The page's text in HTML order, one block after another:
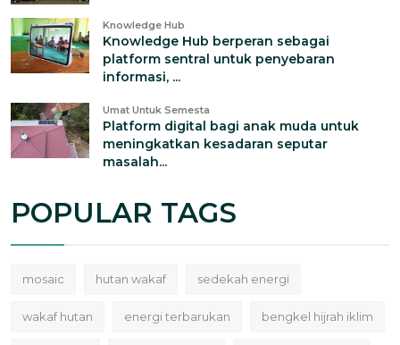
Knowledge Hub
Knowledge Hub berperan sebagai
platform sentral untuk penyebaran
informasi, ...
Umat Untuk Semesta
Platform digital bagi anak muda untuk
meningkatkan kesadaran seputar
masalah...
POPULAR TAGS
mosaic hutan wakaf sedekah energi
wakaf hutan energi terbarukan bengkel hijrah iklim